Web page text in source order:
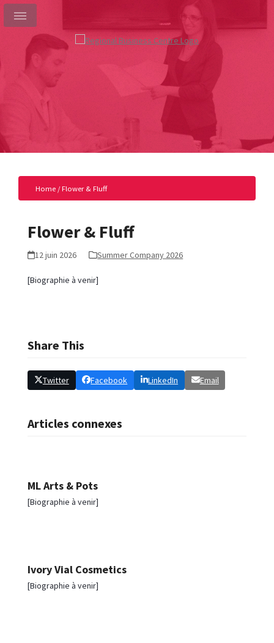
Home /Flower & Fluff
Flower & Fluff
12 juin 2026 Summer Company 2026
[Biographie à venir]
Share This
Twitter Facebook LinkedIn Email
Articles connexes
ML Arts & Pots
[Biographie à venir]
Ivory Vial Cosmetics
[Biographie à venir]